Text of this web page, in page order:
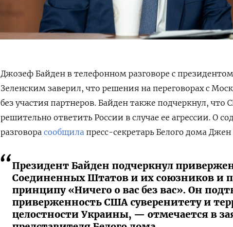
Джозеф Байден в телефонном разговоре с
Зеленским заверил, что решения на переговорах с
без участия партнеров. Байден также подчеркнул,
решительно ответить России в случае ее агрессии. О
разговора сообщила пресс-секретарь Белого дома
Президент Байден подчеркнул
Соединенных Штатов и их союзников и
принципу «Ничего о вас без вас». Он
приверженность США суверенитету и
целостности Украины, — отмечается в